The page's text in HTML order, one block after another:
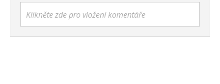
Klikněte zde pro vložení komentáře